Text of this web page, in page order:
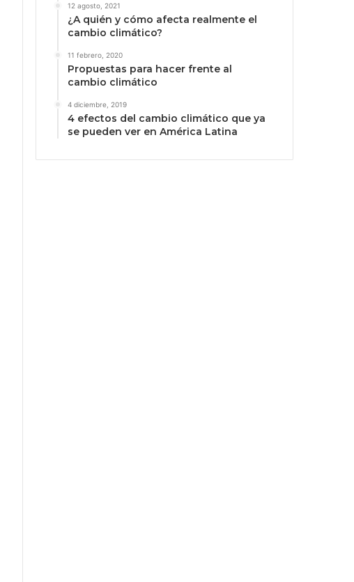
12 agosto, 2021
¿A quién y cómo afecta realmente el
cambio climático?
11 febrero, 2020
Propuestas para hacer frente al
cambio climático
4 diciembre, 2019
4 efectos del cambio climático que ya
se pueden ver en América Latina